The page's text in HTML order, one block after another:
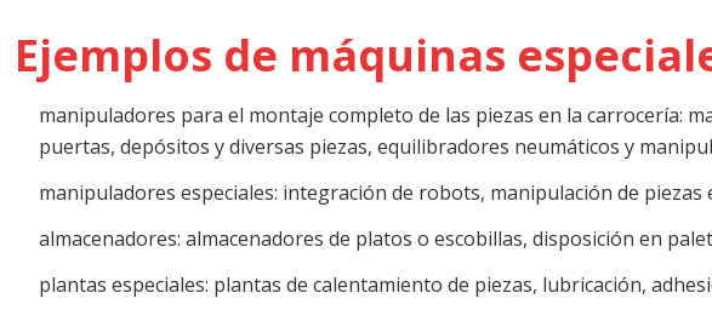
Ejemplos de máquinas
manipuladores para el montaje completo de las piezas en la carrocería:
puertas, depósitos y diversas piezas, equilibradores neumáticos y
manipuladores especiales: integración de robots, manipulación de
almacenadores: almacenadores de platos o escobillas, disposición en
plantas especiales: plantas de calentamiento de piezas, lubricación,